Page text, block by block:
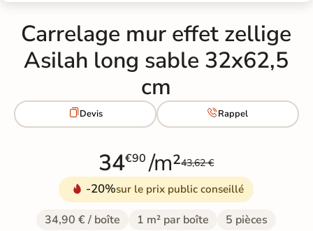
Carrelage mur effet zellige
Asilah long sable 32x62,5
cm
Devis Rappel
34€90 /m²43,62 €
-20%sur le prix public conseillé
34,90 € / boîte 1 m² par boîte 5 pièces